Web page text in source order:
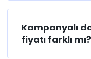
Kampanyalı
fiyatı farklı mı?